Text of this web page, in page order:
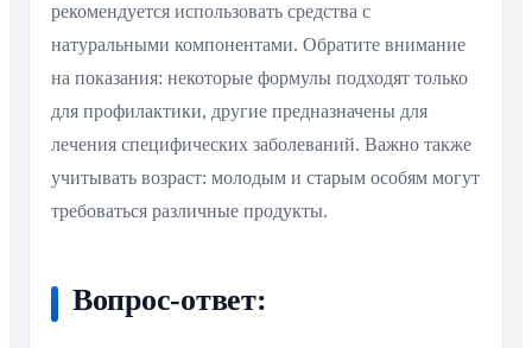
рекомендуется использовать средства с
натуральными компонентами. Обратите внимание
на показания: некоторые формулы подходят только
для профилактики, другие предназначены для
лечения специфических заболеваний. Важно также
учитывать возраст: молодым и старым особям могут
требоваться различные продукты.
Вопрос-ответ: